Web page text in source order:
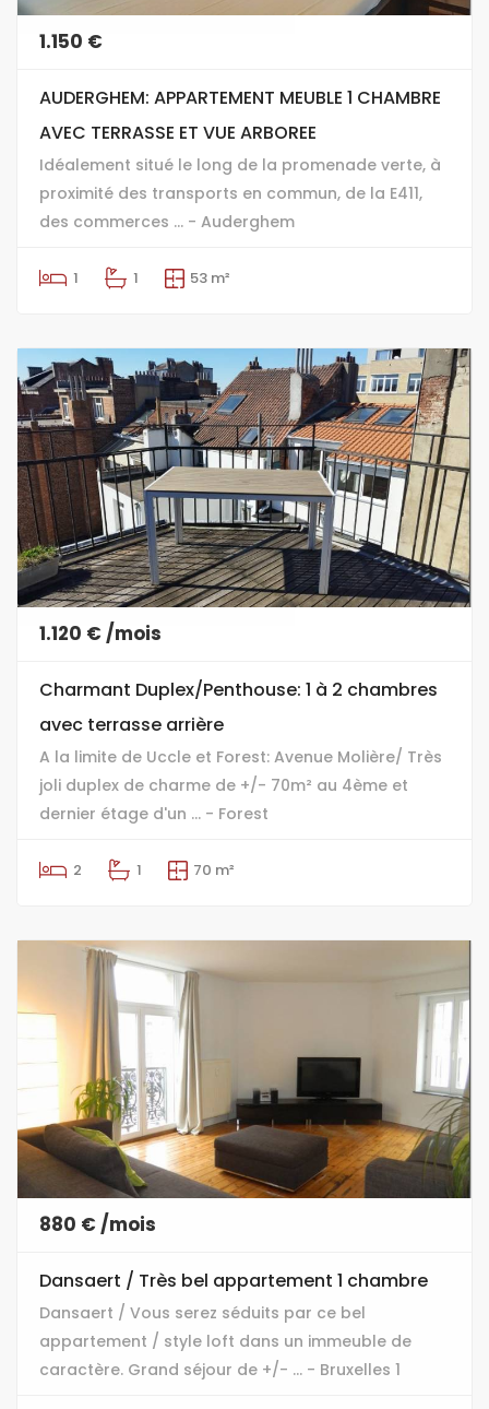
1.150 €
AUDERGHEM: APPARTEMENT MEUBLE 1 CHAMBRE
AVEC TERRASSE ET VUE ARBOREE
Idéalement situé le long de la promenade verte, à
proximité des transports en commun, de la E411,
des commerces ... - Auderghem
1 1 53 m²
1.120 € /mois
Charmant Duplex/Penthouse: 1 à 2 chambres
avec terrasse arrière
A la limite de Uccle et Forest: Avenue Molière/ Très
joli duplex de charme de +/- 70m² au 4ème et
dernier étage d'un ... - Forest
2 1 70 m²
880 € /mois
Dansaert / Très bel appartement 1 chambre
Dansaert / Vous serez séduits par ce bel
appartement / style loft dans un immeuble de
caractère. Grand séjour de +/- ... - Bruxelles 1